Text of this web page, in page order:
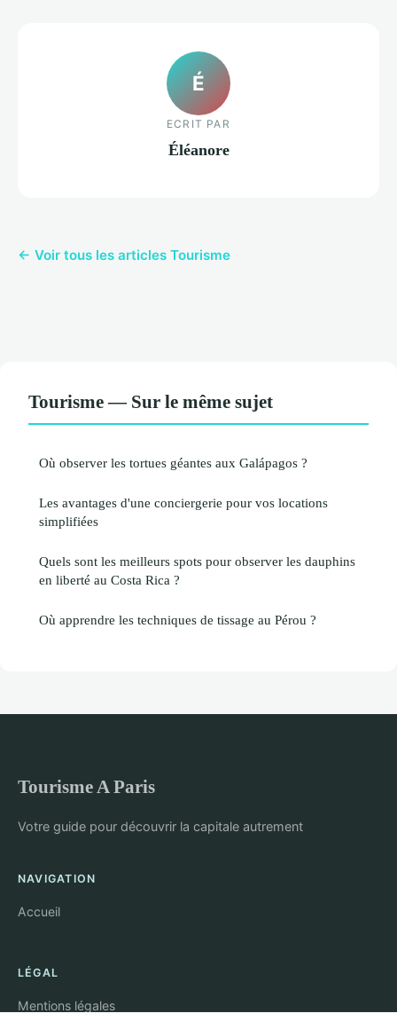
É
ECRIT PAR
Éléanore
← Voir tous les articles Tourisme
Tourisme — Sur le même sujet
Où observer les tortues géantes aux Galápagos ?
Les avantages d'une conciergerie pour vos locations
simplifiées
Quels sont les meilleurs spots pour observer les dauphins
en liberté au Costa Rica ?
Où apprendre les techniques de tissage au Pérou ?
Tourisme A Paris
Votre guide pour découvrir la capitale autrement
NAVIGATION
Accueil
LÉGAL
Mentions légales